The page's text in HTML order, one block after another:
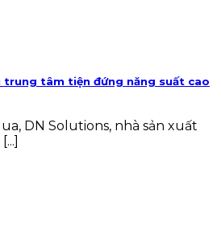
trung tâm tiện đứng năng suất cao
DN Solutions, nhà sản xuất